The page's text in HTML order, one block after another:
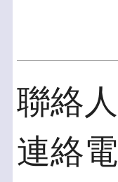
聯絡
連絡